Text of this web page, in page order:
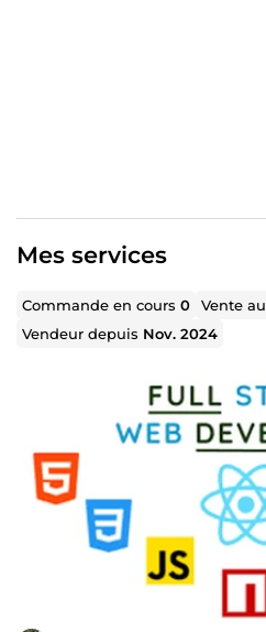
Mes services
Commande en cours0 Vente
Vendeur depuis Nov. 2024